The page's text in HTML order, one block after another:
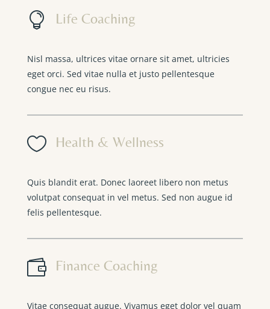
 Life Coaching
Nisl massa, ultrices vitae ornare sit amet, ultricies
eget orci. Sed vitae nulla et justo pellentesque
congue nec eu risus.
 Health & Wellness
Quis blandit erat. Donec laoreet libero non metus
volutpat consequat in vel metus. Sed non augue id
felis pellentesque.
 Finance Coaching
Vitae consequat augue. Vivamus eget dolor vel quam